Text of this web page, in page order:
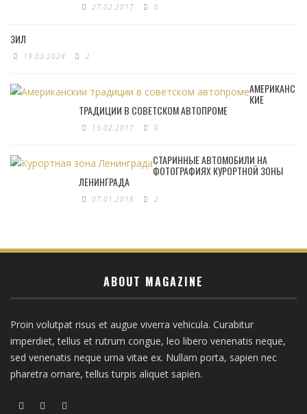
27.02.2017 0
ЗИЛ
19.03.2024 2
АМЕРИКАНС
КИЕ
ТРАДИЦИИ В СОВЕТСКОМ АВТОПРОМЕ
15.02.2017 0
СТАРИННЫЕ АВТОМОБИЛИ НА
ФОТОГРАФИЯХ КУРОРТНОЙ ЗОНЫ
ЛЕНИНГРАДА
07.01.2018 2
ABOUT MAGAZINE
Proin volutpat risus et augue viverra vehicula. Curabitur
imperdiet, tellus et rutrum congue, leo libero venenatis neque,
sed venenatis neque urna vitae ex. Nullam porta, sapien nec
pharetra ornare, tellus turpis aliquet sapien.